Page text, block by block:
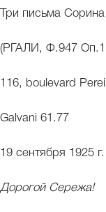
Три письма
(РГАЛИ, Ф.947 Оп.1
116, boulevard
Galvani 61.77
19 сентября 1925 г.
Дорогой Сережа!